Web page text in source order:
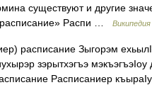
существуют и другие
Распи …
Википедия
расписание Зыгорэм
зэрытхэгъэ
Расписаниер